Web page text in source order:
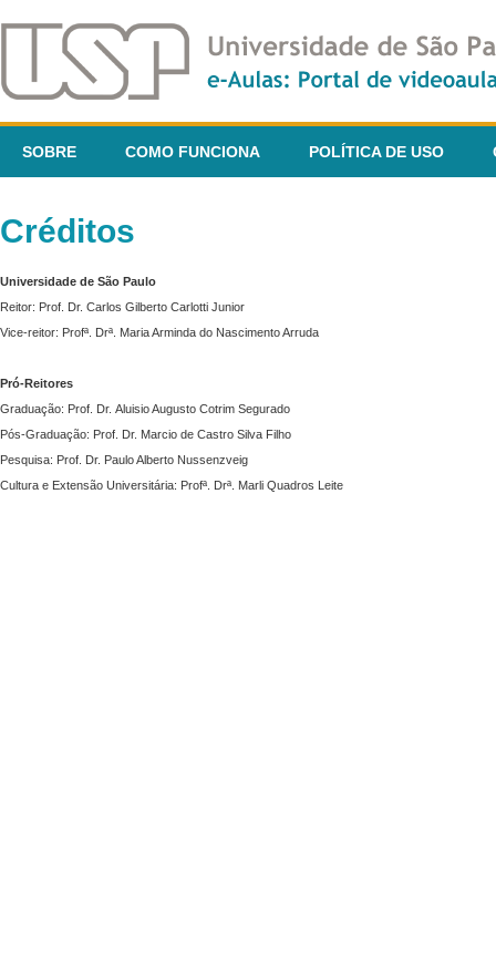
SOBRE COMO FUNCIONA POLÍTICA DE USO
Créditos
Universidade de São Paulo
Reitor: Prof. Dr. Carlos Gilberto Carlotti Junior
Vice-reitor: Profª. Drª. Maria Arminda do Nascimento Arruda
Pró-Reitores
Graduação: Prof. Dr. Aluisio Augusto Cotrim Segurado
Pós-Graduação: Prof. Dr. Marcio de Castro Silva Filho
Pesquisa: Prof. Dr. Paulo Alberto Nussenzveig
Cultura e Extensão Universitária: Profª. Drª. Marli Quadros Leite